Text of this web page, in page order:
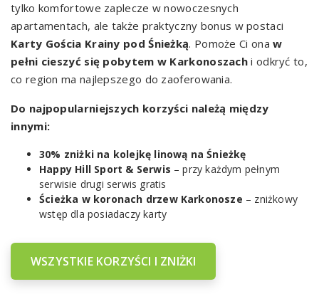
tylko komfortowe zaplecze w nowoczesnych
apartamentach, ale także praktyczny bonus w postaci
Karty Gościa Krainy pod Śnieżką. Pomoże Ci onaw
pełni cieszyć się pobytem w Karkonoszach i odkryć to,
co region ma najlepszego do zaoferowania.
Do najpopularniejszych korzyści należą między
innymi:
30% zniżki na kolejkę linową na Śnieżkę
Happy Hill Sport & Serwis – przy każdym pełnym
serwisie drugi serwis gratis
Ścieżka w koronach drzew Karkonosze – zniżkowy
wstęp dla posiadaczy karty
WSZYSTKIE KORZYŚCI I ZNIŻKI